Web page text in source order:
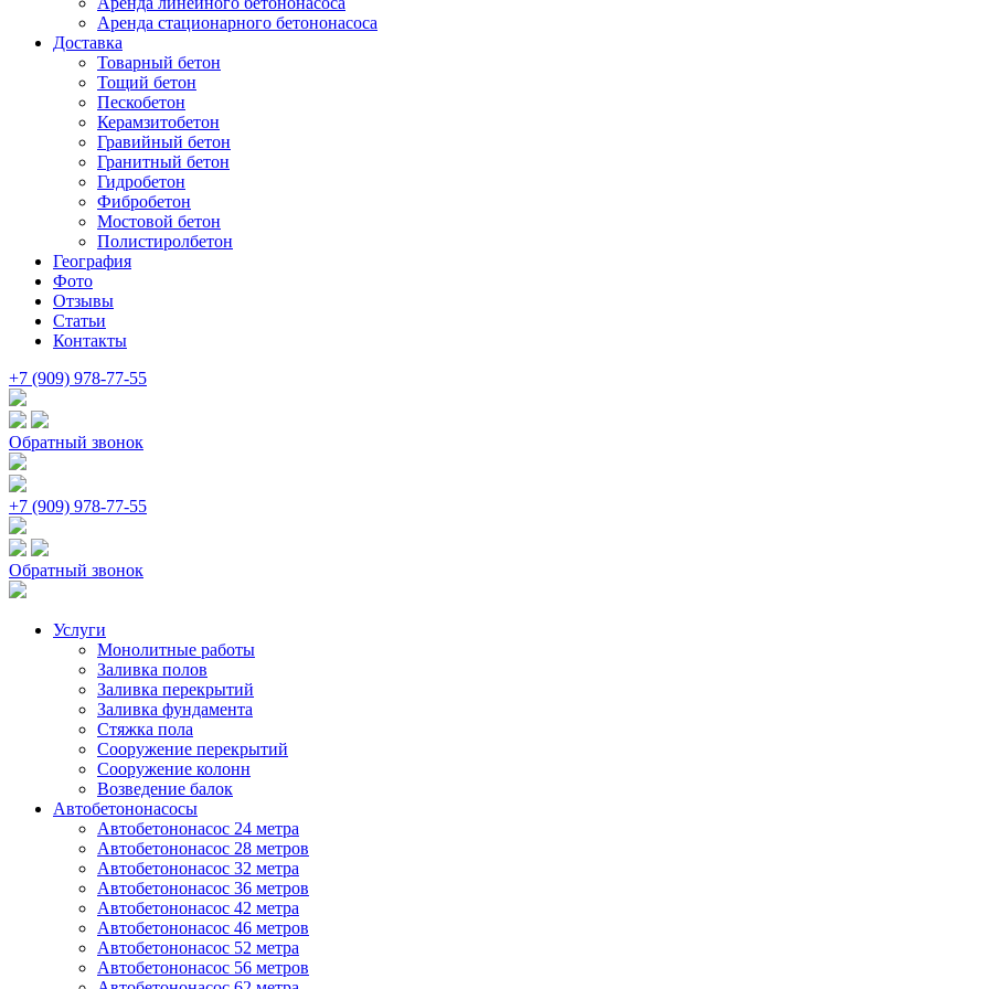
Аренда стационарного бетононасоса
Доставка
Товарный бетон
Тощий бетон
Пескобетон
Керамзитобетон
Гравийный бетон
Гранитный бетон
Гидробетон
Фибробетон
Мостовой бетон
Полистиролбетон
География
Фото
Отзывы
Статьи
Контакты
+7 (909) 978-77-55
Обратный звонок
+7 (909) 978-77-55
Обратный звонок
Услуги
Монолитные работы
Заливка полов
Заливка перекрытий
Заливка фундамента
Стяжка пола
Сооружение перекрытий
Сооружение колонн
Возведение балок
Автобетононасосы
Автобетононасос 24 метра
Автобетононасос 28 метров
Автобетононасос 32 метра
Автобетононасос 36 метров
Автобетононасос 42 метра
Автобетононасос 46 метров
Автобетононасос 52 метра
Автобетононасос 56 метров